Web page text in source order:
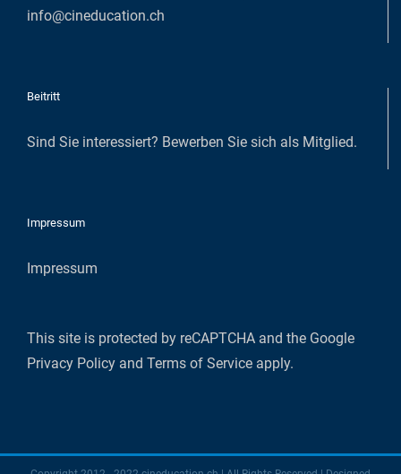
info@cineducation.ch
Beitritt
Sind Sie interessiert? Bewerben Sie sich als Mitglied.
Impressum
Impressum
This site is protected by reCAPTCHA and the Google
Privacy Policy and Terms of Service apply.